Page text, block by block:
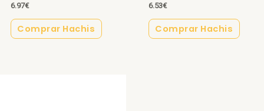
6.97€
Comprar Hachis
6.53€
Comprar Hachis